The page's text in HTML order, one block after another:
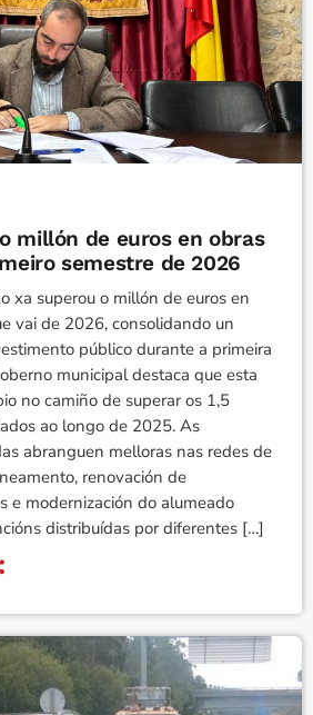
millón de euros en obras
semestre de 2026
xa superou o millón de euros en
vai de 2026, consolidando un
público durante a primeira
municipal destaca que esta
no camiño de superar os 1,5
ao longo de 2025. As
abranguen melloras nas redes de
renovación de
e modernización do alumeado
distribuídas por diferentes […]